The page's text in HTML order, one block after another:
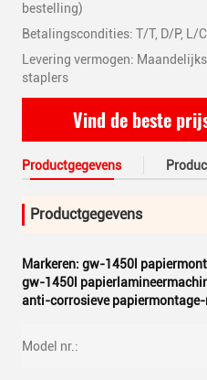
bestelling)
Betalingscondities: T/T, D/P, L/C
Levering vermogen:
staplers
Vind de beste
Productgegevens
Productgegevens
Markeren: gw-1450l
gw-1450l
anti-corrosieve
Model nr.: